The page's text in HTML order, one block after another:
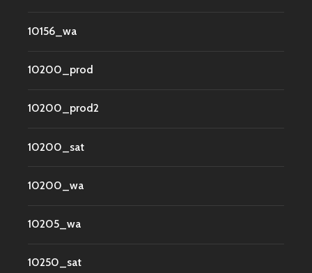
10156_wa
10200_prod
10200_prod2
10200_sat
10200_wa
10205_wa
10250_sat